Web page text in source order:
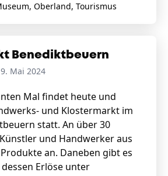
Oberland, Tourismus
Benediktbeuern
Mai 2024
Mal findet heute und
und Klostermarkt im
statt. An über 30
und Handwerker aus
an. Daneben gibt es
Erlöse unter